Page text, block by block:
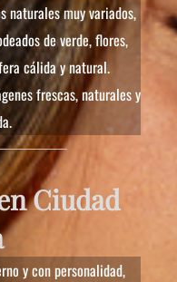
naturales muy variados,
de verde, flores,
cálida y natural.
frescas, naturales y
Ciudad
y con personalidad,